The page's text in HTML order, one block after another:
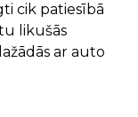
cik patiesībā
likušās
ar auto